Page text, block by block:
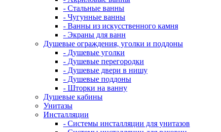
- Стальные ванны
- Чугунные ванны
- Ванны из искусственного камня
- Экраны для ванн
Душевые ограждения, уголки и поддоны
- Душевые уголки
- Душевые перегородки
- Душевые двери в нишу
- Душевые поддоны
- Шторки на ванну
Душевые кабины
Унитазы
Инсталляции
- Системы инсталляции для унитазов